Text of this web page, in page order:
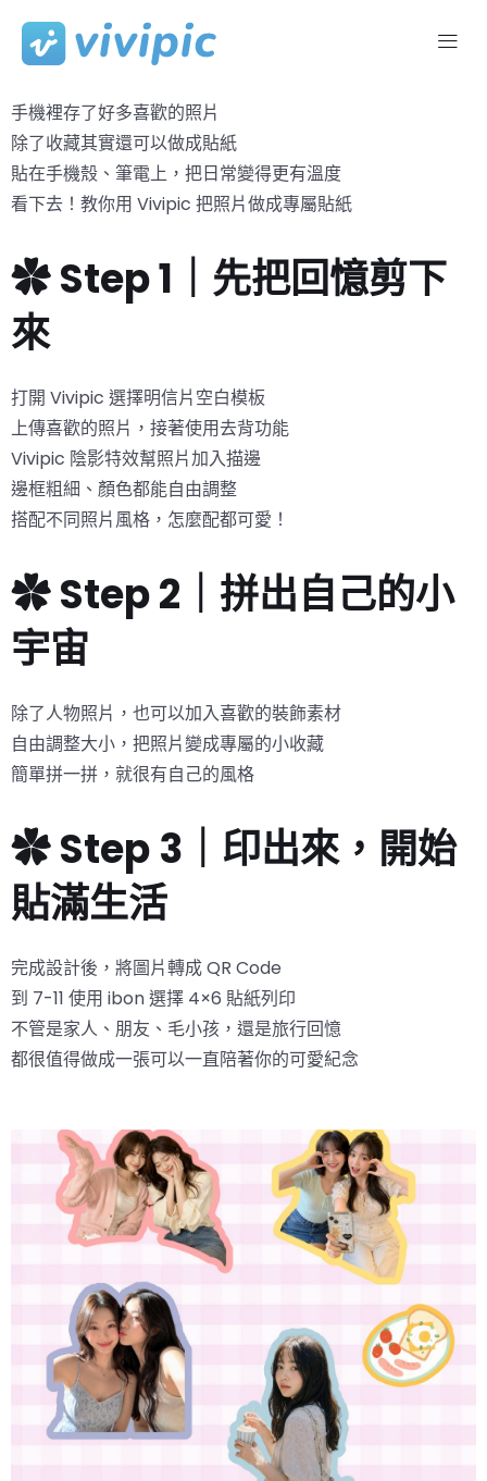
Skip
content
手機裡存了好多喜歡的照片
除了收藏其實還可以做成貼紙
貼在手機殼、筆電上，把日常變得更有溫度
看下去！教你用 Vivipic 把照片做成專屬貼紙
✿ Step 1｜先把回憶剪下
來
打開 Vivipic 選擇明信片空白模板
上傳喜歡的照片，接著使用去背功能
Vivipic 陰影特效幫照片加入描邊
邊框粗細、顏色都能自由調整
搭配不同照片風格，怎麼配都可愛！
✿ Step 2｜拼出自己的小
宇宙
除了人物照片，也可以加入喜歡的裝飾素材
自由調整大小，把照片變成專屬的小收藏
簡單拼一拼，就很有自己的風格
✿ Step 3｜印出來，開始
貼滿生活
完成設計後，將圖片轉成 QR Code
到 7-11 使用 ibon 選擇 4×6 貼紙列印
不管是家人、朋友、毛小孩，還是旅行回憶
都很值得做成一張可以一直陪著你的可愛紀念